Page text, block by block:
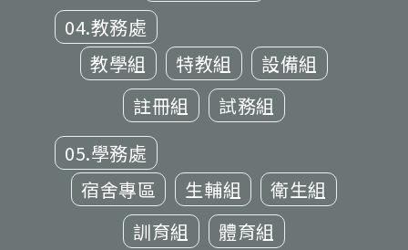
04.教務處
教學組
特教組
設備組
註冊組
試務組
05.學務處
宿舍專區
生輔組
衛生組
訓育組
體育組